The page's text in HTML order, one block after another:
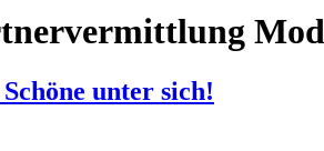
unter sich!